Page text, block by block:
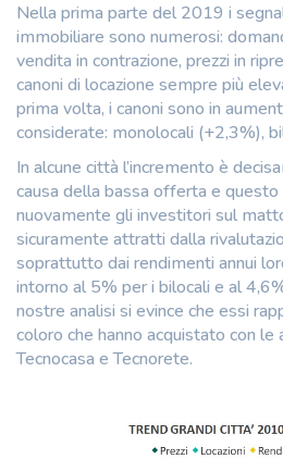
Nella prima parte del 2019 i
immobiliare sono numerosi:
vendita in contrazione, prezzi in
canoni di locazione sempre più
prima volta, i canoni sono in
considerate: monolocali (+2,3%),
In alcune città l’incremento è
causa della bassa offerta e
nuovamente gli investitori sul
sicuramente attratti dalla
soprattutto dai rendimenti annui
intorno al 5% per i bilocali e al
nostre analisi si evince che essi
coloro che hanno acquistato con le
Tecnocasa e Tecnorete.